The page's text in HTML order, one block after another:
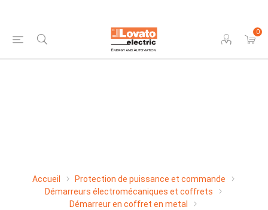
0
Accueil
Protection de puissance et commande
Démarreurs électromécaniques et coffrets
Démarreur en coffret en metal